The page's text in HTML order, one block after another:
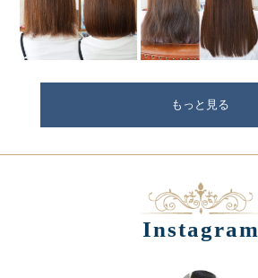
もっと見る
Instagram